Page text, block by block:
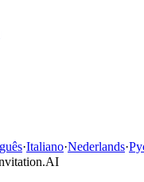
·Italiano·Nederlands·